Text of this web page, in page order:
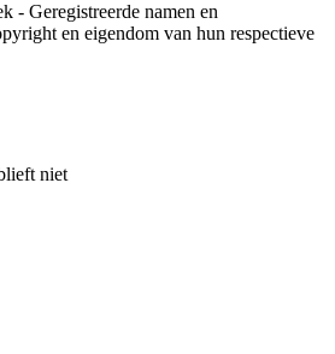
- Geregistreerde namen en
en eigendom van hun respectieve
niet